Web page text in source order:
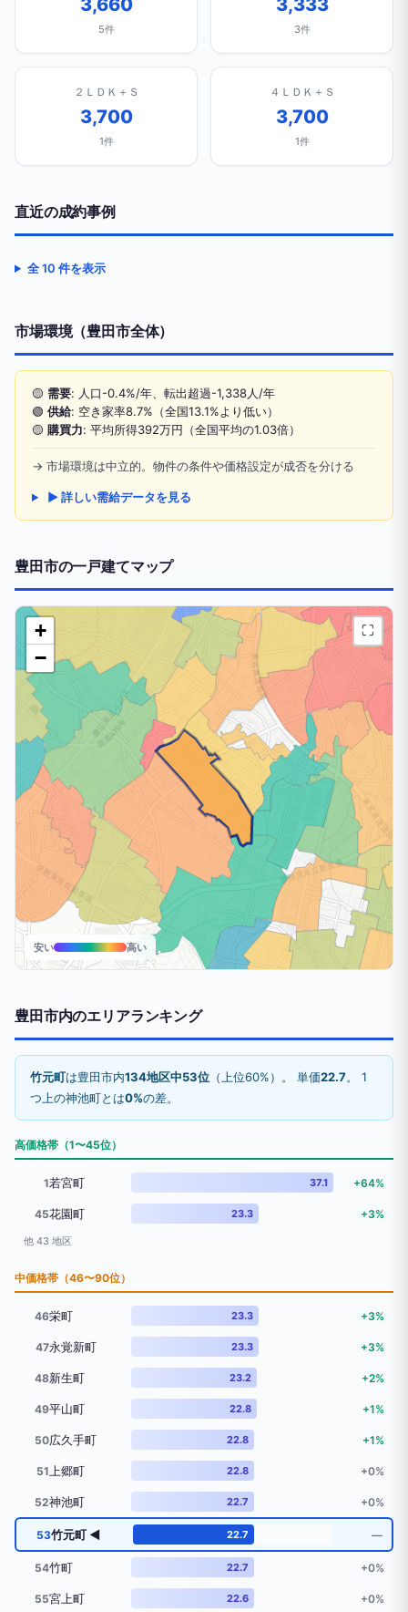
3,660
5件
3,333
3件
２ＬＤＫ＋Ｓ
3,700
1件
４ＬＤＫ＋Ｓ
3,700
1件
直近の成約事例
全 10 件を表示
市場環境（豊田市全体）
🟡 需要: 人口-0.4%/年、転出超過-1,338人/年
🟢 供給: 空き家率8.7%（全国13.1%より低い）
🟡 購買力: 平均所得392万円（全国平均の1.03倍）
→ 市場環境は中立的。物件の条件や価格設定が成否を分ける
▶ 詳しい需給データを見る
豊田市の一戸建てマップ
+
−
⛶
安い 高い
豊田市内のエリアランキング
竹元町は豊田市内134地区中53位 （上位60%）。 単価22.7。 1
つ上の神池町とは0%の差。
高価格帯（1〜45位）
1若宮町 37.1 +64%
45花園町 23.3 +3%
他 43 地区
中価格帯（46〜90位）
46栄町 23.3 +3%
47永覚新町 23.3 +3%
48新生町 23.2 +2%
49平山町 22.8 +1%
50広久手町 22.8 +1%
51 上郷町 22.8 +0%
52神池町 22.7 +0%
53竹元町 ◀ 22.7 ―
54竹町 22.7 +0%
55宮上町 22.6 +0%